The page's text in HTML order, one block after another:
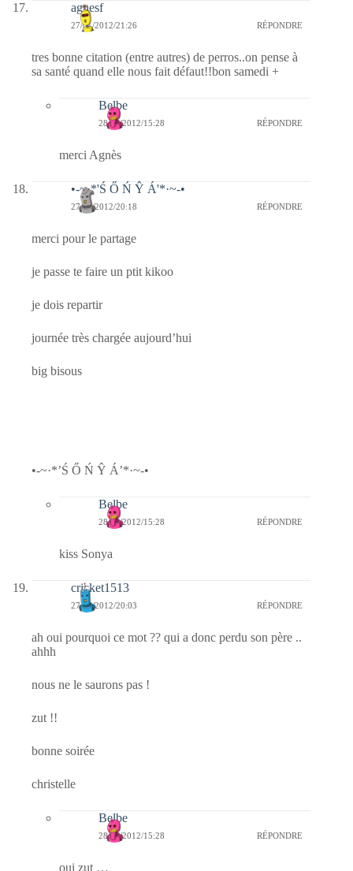
agnesf
27/01/2012/21:26 RÉPONDRE
tres bonne citation (entre autres) de perros..on pense à
sa santé quand elle nous fait défaut!!bon samedi +
Belbe
28/01/2012/15:28 RÉPONDRE
merci Agnès
•-~·*'Ś Ő Ń Ŷ Á'*·~-•
27/01/2012/20:18 RÉPONDRE
merci pour le partage
je passe te faire un ptit kikoo
je dois repartir
journée très chargée aujourd’hui
big bisous
•-~·*’Ś Ő Ń Ŷ Á’*·~-•
Belbe
28/01/2012/15:28 RÉPONDRE
kiss Sonya
cricket1513
27/01/2012/20:03 RÉPONDRE
ah oui pourquoi ce mot ?? qui a donc perdu son père ..
ahhh
nous ne le saurons pas !
zut !!
bonne soirée
christelle
Belbe
28/01/2012/15:28 RÉPONDRE
oui zut …